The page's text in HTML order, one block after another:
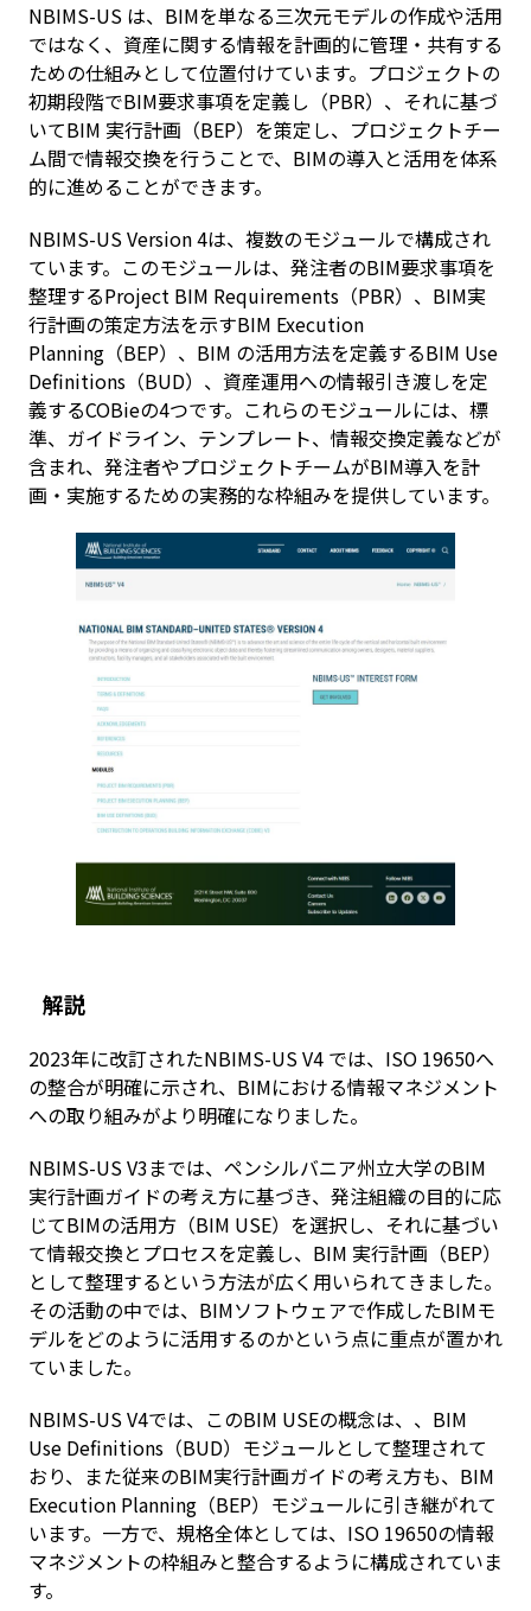
NBIMS-US は、BIMを単なる三次元モデルの作成や活用
ではなく、資産に関する情報を計画的に管理・共有する
ための仕組みとして位置付けています。プロジェクトの
初期段階でBIM要求事項を定義し（PBR）、それに基づ
いてBIM 実行計画（BEP）を策定し、プロジェクトチー
ム間で情報交換を行うことで、BIMの導入と活用を体系
的に進めることができます。
NBIMS-US Version 4は、複数のモジュールで構成され
ています。このモジュールは、発注者のBIM要求事項を
整理するProject BIM Requirements（PBR）、BIM実
行計画の策定方法を示すBIM Execution
Planning（BEP）、BIM の活用方法を定義するBIM Use
Definitions（BUD）、資産運用への情報引き渡しを定
義するCOBieの4つです。これらのモジュールには、標
準、ガイドライン、テンプレート、情報交換定義などが
含まれ、発注者やプロジェクトチームがBIM導入を計
画・実施するための実務的な枠組みを提供しています。
解説
2023年に改訂されたNBIMS-US V4 では、ISO 19650へ
の整合が明確に示され、BIMにおける情報マネジメント
への取り組みがより明確になりました。
NBIMS-US V3までは、ペンシルバニア州立大学のBIM
実行計画ガイドの考え方に基づき、発注組織の目的に応
じてBIMの活用方（BIM USE）を選択し、それに基づい
て情報交換とプロセスを定義し、BIM 実行計画（BEP）
として整理するという方法が広く用いられてきました。
その活動の中では、BIMソフトウェアで作成したBIMモ
デルをどのように活用するのかという点に重点が置かれ
ていました。
NBIMS-US V4では、このBIM USEの概念は、、BIM
Use Definitions（BUD）モジュールとして整理されて
おり、また従来のBIM実行計画ガイドの考え方も、BIM
Execution Planning（BEP）モジュールに引き継がれて
います。一方で、規格全体としては、ISO 19650の情報
マネジメントの枠組みと整合するように構成されていま
す。